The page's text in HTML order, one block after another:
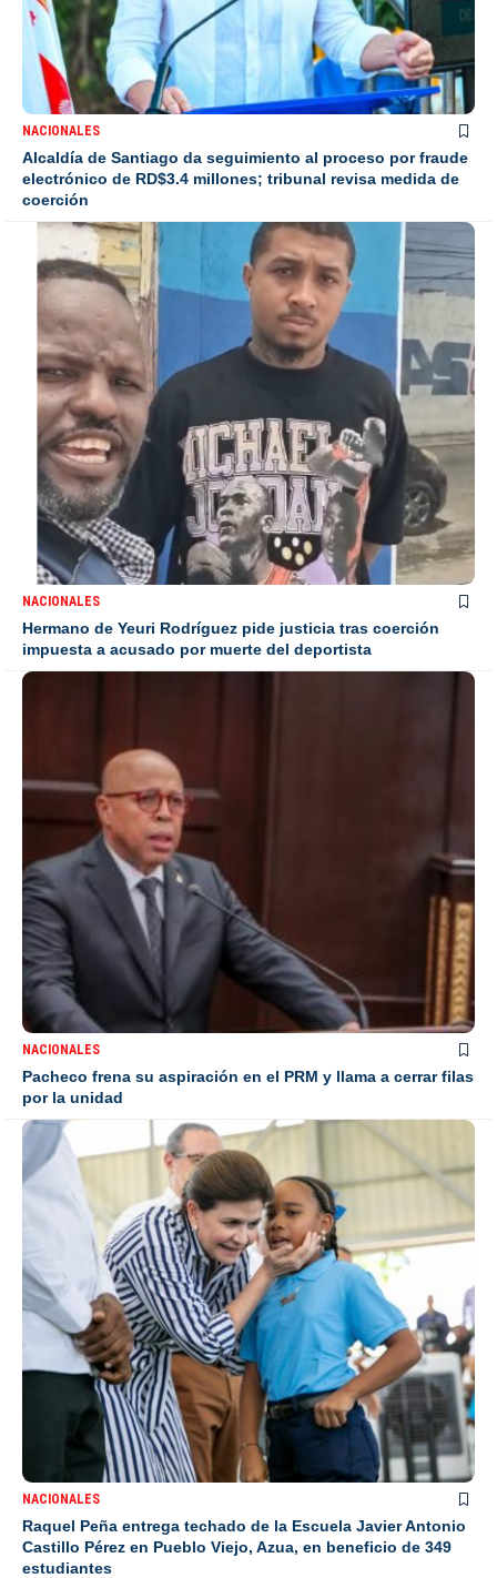
NACIONALES
Alcaldía de Santiago da seguimiento al proceso por fraude
electrónico de RD$3.4 millones; tribunal revisa medida de
coerción
NACIONALES
Hermano de Yeuri Rodríguez pide justicia tras coerción
impuesta a acusado por muerte del deportista
NACIONALES
Pacheco frena su aspiración en el PRM y llama a cerrar filas
por la unidad
NACIONALES
Raquel Peña entrega techado de la Escuela Javier Antonio
Castillo Pérez en Pueblo Viejo, Azua, en beneficio de 349
estudiantes